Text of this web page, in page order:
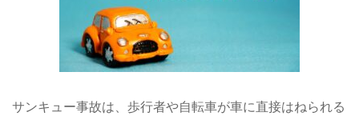
サンキュー事故は、歩行者や自転車が車に直接はねられる